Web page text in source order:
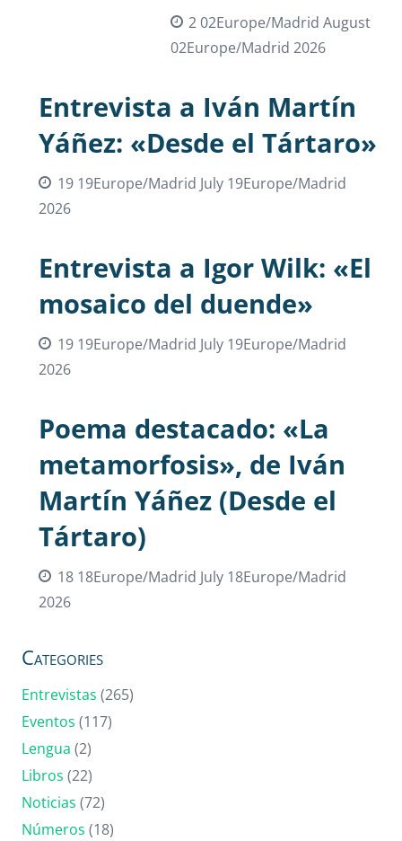
2 02Europe/Madrid August
02Europe/Madrid 2026
Entrevista a Iván Martín
Yáñez: «Desde el Tártaro»
19 19Europe/Madrid July 19Europe/Madrid
2026
Entrevista a Igor Wilk: «El
mosaico del duende»
19 19Europe/Madrid July 19Europe/Madrid
2026
Poema destacado: «La
metamorfosis», de Iván
Martín Yáñez (Desde el
Tártaro)
18 18Europe/Madrid July 18Europe/Madrid
2026
Categories
Entrevistas (265)
Eventos (117)
Lengua (2)
Libros (22)
Noticias (72)
Números (18)